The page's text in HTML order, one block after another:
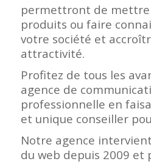
permettront de mettre
produits ou faire
votre société et
attractivité.
Profitez de tous les
agence de
professionnelle en
et unique conseiller
Notre agence
du web depuis 2009 et